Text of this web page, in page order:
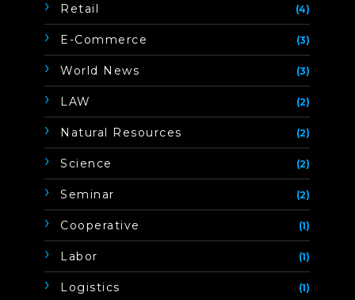
Retail (4)
E-Commerce (3)
World News (3)
LAW (2)
Natural Resources (2)
Science (2)
Seminar (2)
Cooperative (1)
Labor (1)
Logistics (1)